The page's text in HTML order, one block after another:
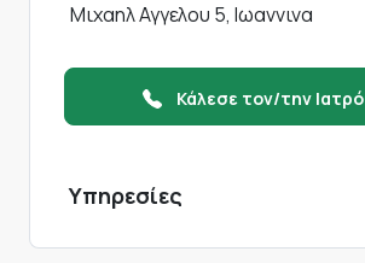
Μιχαηλ Αγγελου 5, Ιωαννινα
Κάλεσε τον/την Ιατρό
Υπηρεσίες